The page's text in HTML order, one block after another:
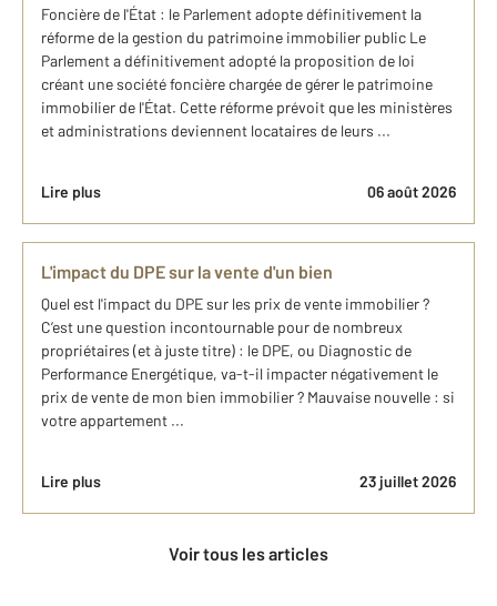
Foncière de l'État : le Parlement adopte définitivement la
réforme de la gestion du patrimoine immobilier public Le
Parlement a définitivement adopté la proposition de loi
créant une société foncière chargée de gérer le patrimoine
immobilier de l'État. Cette réforme prévoit que les ministères
et administrations deviennent locataires de leurs ...
Lire plus 06 août 2026
L'impact du DPE sur la vente d'un bien
Quel est l'impact du DPE sur les prix de vente immobilier ?
C’est une question incontournable pour de nombreux
propriétaires (et à juste titre) : le DPE, ou Diagnostic de
Performance Energétique, va-t-il impacter négativement le
prix de vente de mon bien immobilier ? Mauvaise nouvelle : si
votre appartement ...
Lire plus 23 juillet 2026
Voir tous les articles